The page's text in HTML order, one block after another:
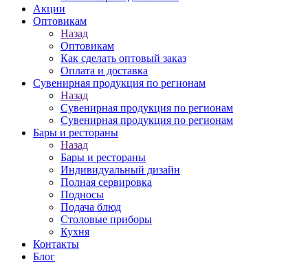
Акции
Оптовикам
Назад
Оптовикам
Как сделать оптовый заказ
Оплата и доставка
Сувенирная продукция по регионам
Назад
Сувенирная продукция по регионам
Сувенирная продукция по регионам
Бары и рестораны
Назад
Бары и рестораны
Индивидуальный дизайн
Полная сервировка
Подносы
Подача блюд
Столовые приборы
Кухня
Контакты
Блог